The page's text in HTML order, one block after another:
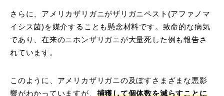
さらに、アメリカザリガニがザリガニペスト(アファノマ
イシス菌)を媒介することも懸念材料です。致命的な病気
であり、在来のニホンザリガニが大量死した例も報告さ
れています。
このように、アメリカザリガニの及ぼすさまざまな悪影
響がわかっていますが、 捕獲して個体数を減らすことに